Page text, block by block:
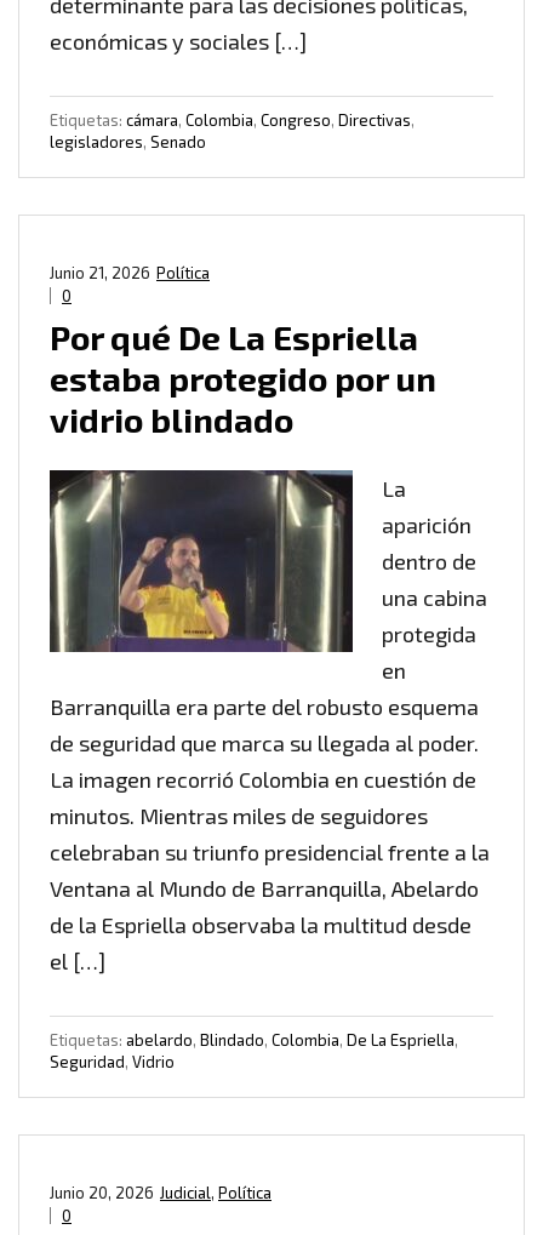
determinante para las decisiones políticas,
económicas y sociales […]
Etiquetas: cámara, Colombia, Congreso, Directivas,
legisladores, Senado
Política
Junio 21, 2026
0
Por qué De La Espriella
estaba protegido por un
vidrio blindado
La
aparición
dentro de
una cabina
protegida
en
Barranquilla era parte del robusto esquema
de seguridad que marca su llegada al poder.
La imagen recorrió Colombia en cuestión de
minutos. Mientras miles de seguidores
celebraban su triunfo presidencial frente a la
Ventana al Mundo de Barranquilla, Abelardo
de la Espriella observaba la multitud desde
el […]
Etiquetas: abelardo, Blindado, Colombia, De La Espriella,
Seguridad, Vidrio
Judicial, Política
Junio 20, 2026
0